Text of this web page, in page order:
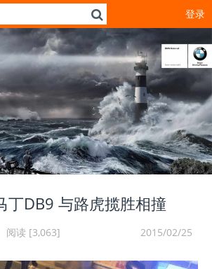
登录
丁DB9 与路虎揽胜相撞
阅读 [3,063] 2015/02/25